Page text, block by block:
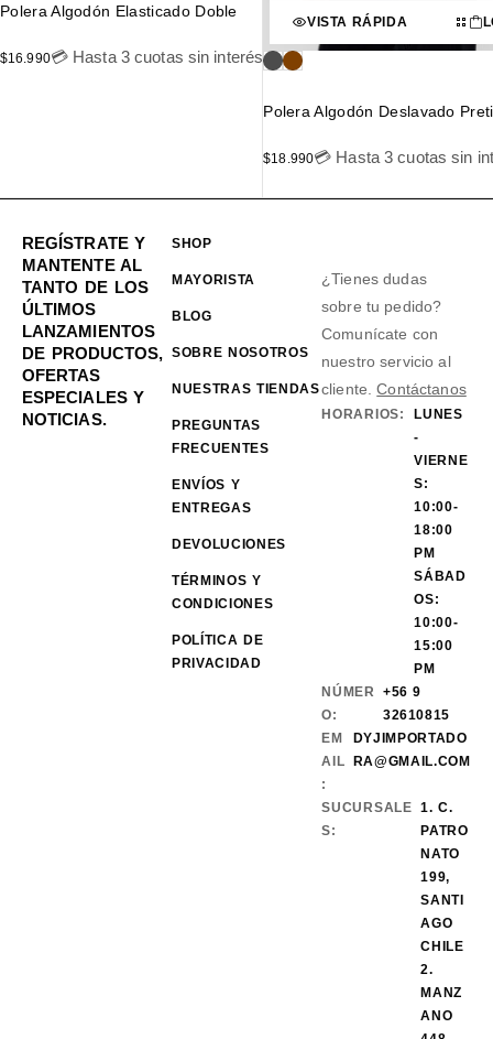
Polera Algodón Elasticado Doble
$16.990💳 Hasta 3 cuotas sin interés
VISTA RÁPIDA
Polera Algodón Deslavado
$18.990💳 Hasta 3 cuotas sin
REGÍSTRATE Y
MANTENTE AL
TANTO DE LOS
ÚLTIMOS
LANZAMIENTOS
DE PRODUCTOS,
OFERTAS
ESPECIALES Y
NOTICIAS.
SHOP
MAYORISTA
BLOG
SOBRE NOSOTROS
NUESTRAS TIENDAS
PREGUNTAS
FRECUENTES
ENVÍOS Y
ENTREGAS
DEVOLUCIONES
TÉRMINOS Y
CONDICIONES
POLÍTICA DE
PRIVACIDAD
¿Tienes dudas
sobre tu pedido?
Comunícate con
nuestro servicio al
cliente.Contáctanos
HORARIOS:
LUNES
-
VIERNE
S:
10:00-
18:00
PM
SÁBAD
OS:
10:00-
15:00
PM
NÚMER
O:
+56 9
32610815
EM
AIL
:
DYJIMPORTADO
RA@GMAIL.COM
SUCURSALE
S:
1. C.
PATRO
NATO
199,
SANTI
AGO
CHILE
2.
MANZ
ANO